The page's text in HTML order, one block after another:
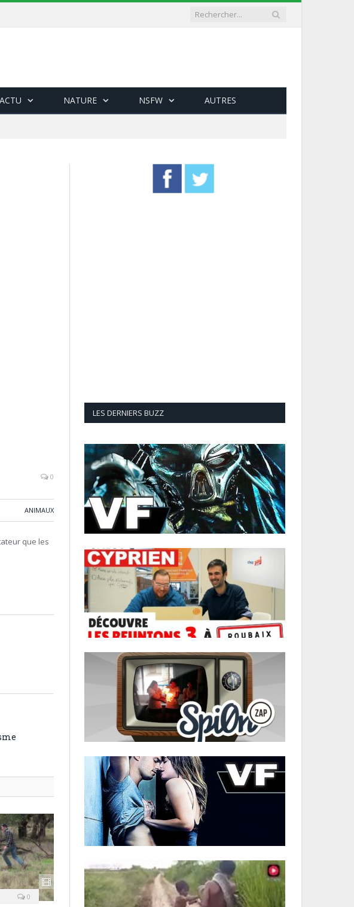
ACTU NATURE NSFW AUTRES
0
ANIMAUX
que les
0
LES DERNIERS BUZZ